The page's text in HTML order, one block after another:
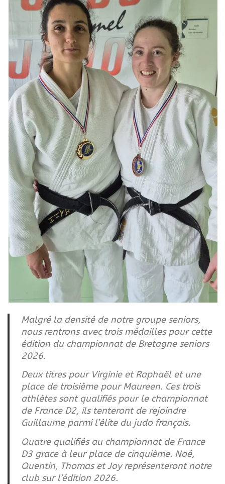
Malgré la densité de notre groupe seniors,
nous rentrons avec trois médailles pour cette
édition du championnat de Bretagne seniors
2026.
Deux titres pour Virginie et Raphaël et une
place de troisième pour Maureen. Ces trois
athlètes sont qualifiés pour le championnat
de France D2, ils tenteront de rejoindre
Guillaume parmi l’élite du judo français.
Quatre qualifiés au championnat de France
D3 grace à leur place de cinquième. Noé,
Quentin, Thomas et Joy représenteront notre
club sur l’édition 2026.